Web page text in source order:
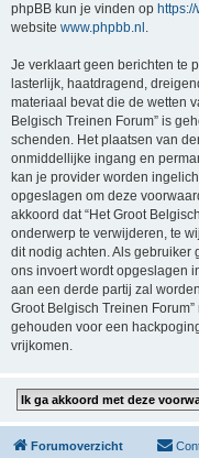
phpBB kun je vinden op
website www.phpbb.nl .
Je verklaart geen berichten te
lasterlijk, haatdragend,
materiaal bevat die de wetten
Belgisch Treinen Forum” is
schenden. Het plaatsen van
onmiddellijke ingang en
kan je provider worden
opgeslagen om deze
akkoord dat “Het Groot
onderwerp te verwijderen, te
dit nodig achten. Als gebruiker
ons invoert wordt opgeslagen
aan een derde partij zal
Groot Belgisch Treinen
gehouden voor een
vrijkomen.
Forumoverzicht